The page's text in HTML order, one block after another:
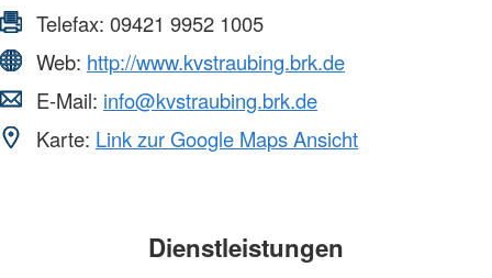
Telefax: 09421 9952 1005
Web: http://www.kvstraubing.brk.de
E-Mail: info@kvstraubing.brk.de
Karte: Link zur Google Maps Ansicht
Dienstleistungen